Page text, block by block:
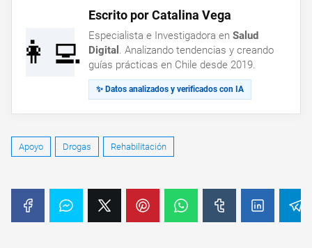
👩‍💻
Escrito por Catalina Vega
Especialista e Investigadora en Salud
Digital . Analizando tendencias y creando
guías prácticas en Chile desde 2019.
✨ Datos analizados y verificados con IA
Apoyo Drogas Rehabilitación